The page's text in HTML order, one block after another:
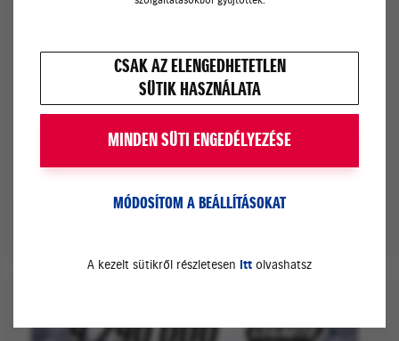
CSAK AZ ELENGEDHETETLEN
SÜTIK HASZNÁLATA
MINDEN SÜTI ENGEDÉLYEZÉSE
MÓDOSÍTOM A BEÁLLÍTÁSOKAT
A kezelt sütikről részletesen itt olvashatsz
STÍLUSOS URBAN BLACK
MODELLEK
A GLX felszereltség áráért